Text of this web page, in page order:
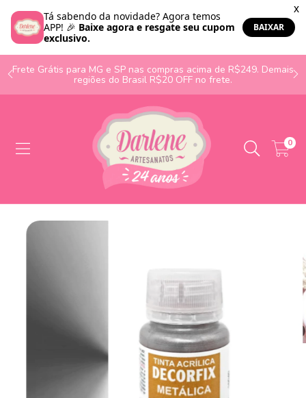
Frete Grátis para MG e SP nas compras acima de R$249. Demais
regiões do Brasil R$20 OFF no frete.
0